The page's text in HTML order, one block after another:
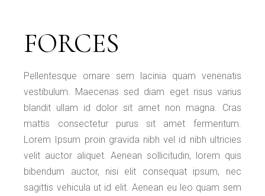
FORCES
Pellentesque ornare sem lacinia quam venenatis
vestibulum. Maecenas sed diam eget risus varius
blandit ullam id dolor sit amet non magna. Cras
mattis consectetur purus sit amet fermentum.
Lorem Ipsum proin gravida nibh vel id nibh ultricies
velit auctor aliquet. Aenean sollicitudin, lorem quis
bibendum auctor, nisi elit consequat ipsum, nec
sagittis vehicula ut id elit. Aenean eu leo quam sem